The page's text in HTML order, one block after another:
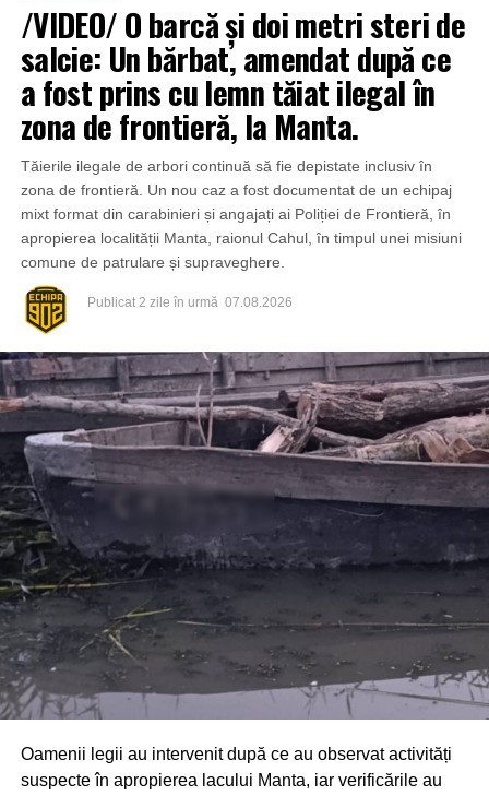
Din fericire, nimeni nu a avut de suferit, iar reprezentanții
comunității au mulțumit atât pompierilor din Drochia, cât și
localnicilor care au intervenit prompt și au contribuit la
limitarea pagubelor.
/VIDEO/ O barcă și doi metri steri de
salcie: Un bărbat, amendat după ce
a fost prins cu lemn tăiat ilegal în
zona de frontieră, la Manta.
Tăierile ilegale de arbori continuă să fie depistate inclusiv în
zona de frontieră. Un nou caz a fost documentat de un echipaj
mixt format din carabinieri și angajați ai Poliției de Frontieră, în
apropierea localității Manta, raionul Cahul, în timpul unei misiuni
comune de patrulare și supraveghere.
Publicat 2 zile în urmă 07.08.2026
Oamenii legii au intervenit după ce au observat activități
suspecte în apropierea lacului Manta, iar verificările au